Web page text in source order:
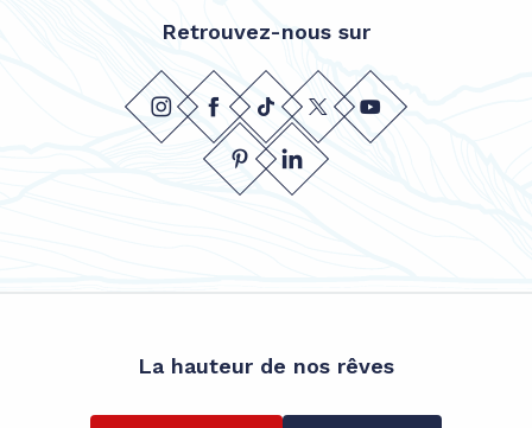
Retrouvez-nous sur
La hauteur de nos rêves